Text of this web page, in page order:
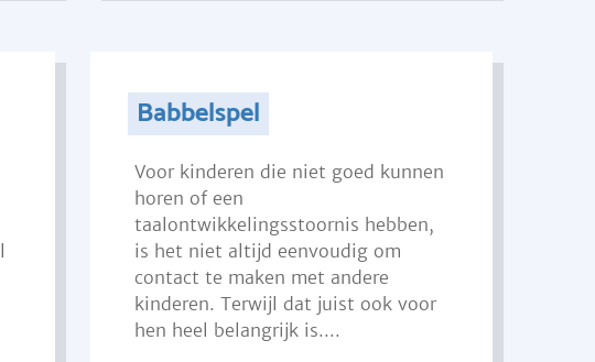
Babbelspel
Voor kinderen die niet goed kunnen
horen of een
taalontwikkelingsstoornis hebben,
is het niet altijd eenvoudig om
contact te maken met andere
kinderen. Terwijl dat juist ook voor
hen heel belangrijk is....